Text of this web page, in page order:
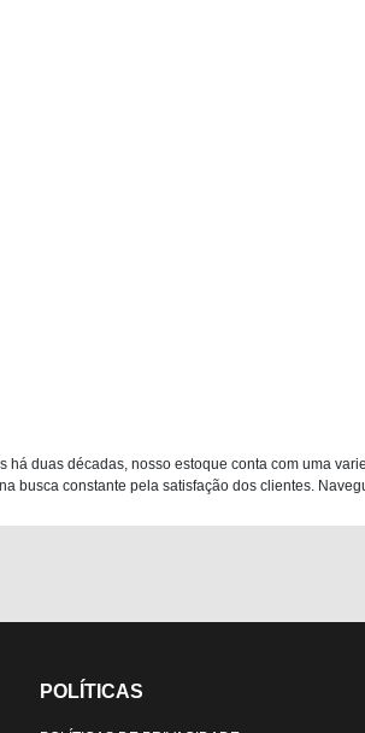
duas décadas, nosso estoque conta com uma
busca constante pela satisfação dos clientes.
POLÍTICAS